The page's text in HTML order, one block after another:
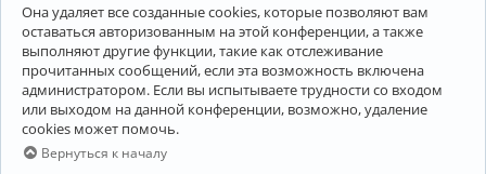
Она удаляет все созданные cookies, которые позволяют вам
оставаться авторизованным на этой конференции, а также
выполняют другие функции, такие как отслеживание
прочитанных сообщений, если эта возможность включена
администратором. Если вы испытываете трудности со входом
или выходом на данной конференции, возможно, удаление
cookies может помочь.
Вернуться к началу